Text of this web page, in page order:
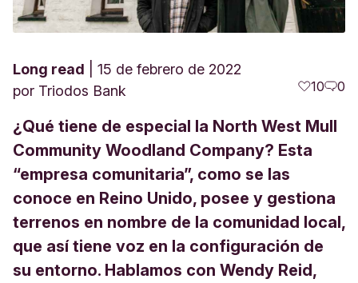
Long read
15 de febrero de 2022
por Triodos Bank 10 0
¿Qué tiene de especial la North West Mull
Community Woodland Company? Esta
“empresa comunitaria”, como se las
conoce en Reino Unido, posee y gestiona
terrenos en nombre de la comunidad local,
que así tiene voz en la configuración de
su entorno. Hablamos con Wendy Reid,